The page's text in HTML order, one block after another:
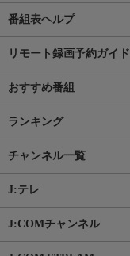
番組表ヘルプ
リモート録画予約ガイド
おすすめ番組
ランキング
チャンネル一覧
J:テレ
J:COMチャンネル